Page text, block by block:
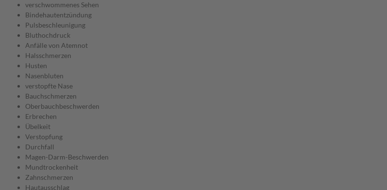
verschwommenes Sehen
Bindehautentzündung
Pulsbeschleunigung
Bluthochdruck
Anfälle von Atemnot
Halsschmerzen
Husten
Nasenbluten
verstopfte Nase
Bauchschmerzen
Oberbauchbeschwerden
Erbrechen
Übelkeit
Verstopfung
Durchfall
Magen-Darm-Beschwerden
Mundtrockenheit
Zahnschmerzen
Hautausschlag